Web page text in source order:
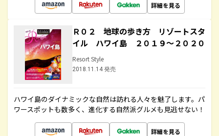
詳細を見る
Ｒ０２ 地球の歩き方 リゾートスタ
イル ハワイ島 ２０１９～２０２０
Resort Style
2018.11.14 発売
ハワイ島のダイナミックな自然は訪れる人々を魅了します。パ
ワースポットも数多く、進化する自然派グルメも見逃せない！
詳細を見る